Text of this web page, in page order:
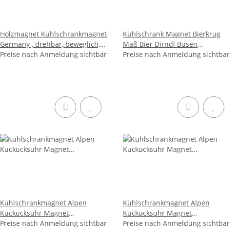
Holzmagnet Kühlschrankmagnet
Germany , drehbar, beweglich,
Made in EU
Preise nach Anmeldung sichtbar
Kühlschrank Magnet Bierkrug
Maß Bier Dirndl Busen
Deutschland - Mosel
Preise nach Anmeldung sichtbar
Kühlschrankmagnet Alpen
Kuckucksuhr Magnet
Urlaubserinnerung Mitbringsel
Preise nach Anmeldung sichtbar
Kühlschrankmagnet Alpen
Kuckucksuhr Magnet
Urlaubserinnerung Mitbringsel
Preise nach Anmeldung sichtbar